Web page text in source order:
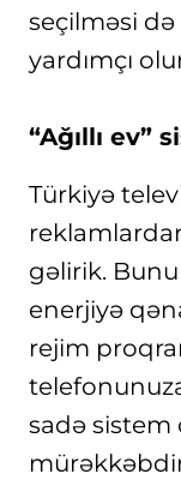
seçilməsi
yardımçı
“Ağıllı ev”
Türkiyə
gəlirik.
enerjiyə
rejim
sadə sistem